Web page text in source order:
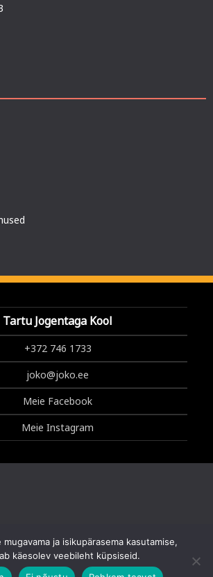
Tartu Jogentaga Kool
+372 746 1733
joko@joko.ee
Meie Facebook
Meie Instagram
© 2025 Tartu Jogentaga Kool
mugavama ja isikupärasema kasutamise,
käesolev veebileht küpsiseid.